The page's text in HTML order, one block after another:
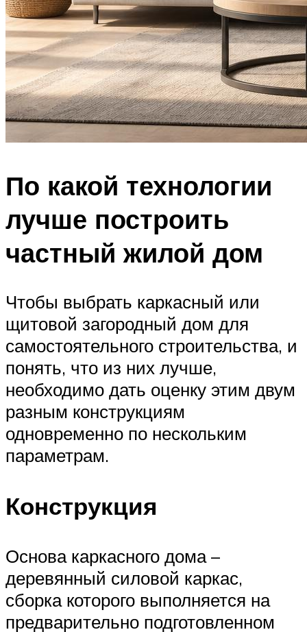
По какой технологии
лучше построить
частный жилой дом
Чтобы выбрать каркасный или
щитовой загородный дом для
самостоятельного строительства, и
понять, что из них лучше,
необходимо дать оценку этим двум
разным конструкциям
одновременно по нескольким
параметрам.
Конструкция
Основа каркасного дома –
деревянный силовой каркас,
сборка которого выполняется на
предварительно подготовленном